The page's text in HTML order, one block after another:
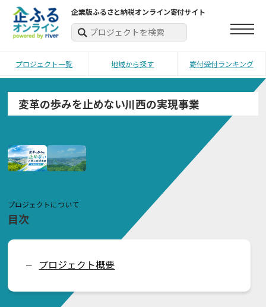
企業版ふるさと納税オンライン寄付サイト
プロジェクト一覧 地域から探す 寄付受付ランキング
変革の歩みを止めない川西の実現事業
プロジェクトについて
目次
ー プロジェクト概要